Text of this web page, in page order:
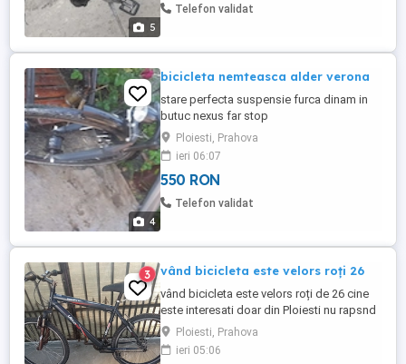
5
Telefon validat
4
bicicleta nemteasca alder verona
stare perfecta suspensie furca dinam in
butuc nexus far stop
Ploiesti, Prahova
ieri 06:07
550 RON
Telefon validat
3 vând bicicleta este velors roți 26
vând bicicleta este velors roți de 26 cine
este interesati doar din Ploiesti nu rapsnd
la mesaje doar la telefon
Ploiesti, Prahova
ieri 05:06